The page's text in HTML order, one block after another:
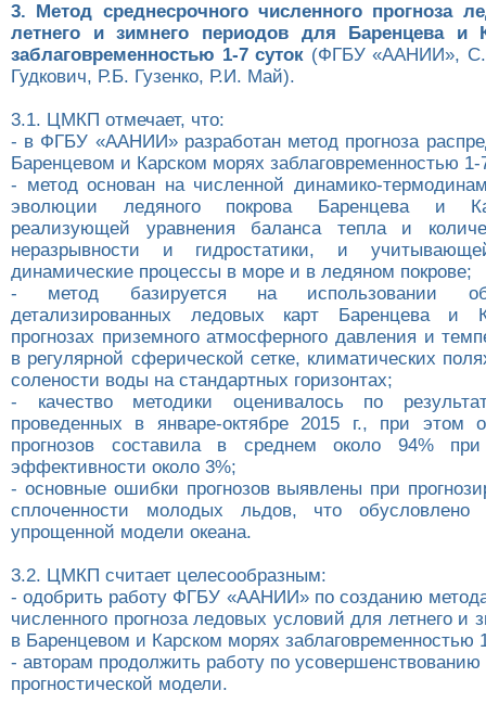
3. Метод среднесрочного численного прогноза
летнего и зимнего периодов для Баренцева и
заблаговременностью 1-7 суток (ФГБУ «ААНИИ»,
Гудкович, Р.Б. Гузенко, Р.И. Май).
3.1. ЦМКП отмечает, что:
- в ФГБУ «ААНИИ» разработан метод прогноза
Баренцевом и Карском морях заблаговременностью 1-
- метод основан на численной динамико-
эволюции ледяного покрова Баренцева и
реализующей уравнения баланса тепла и
неразрывности и гидростатики, и
динамические процессы в море и в ледяном покрове;
- метод базируется на использовании
детализированных ледовых карт Баренцева и
прогнозах приземного атмосферного давления и
в регулярной сферической сетке, климатических
солености воды на стандартных горизонтах;
- качество методики оценивалось по
проведенных в январе-октябре 2015 г., при этом
прогнозов составила в среднем около 94% при
эффективности около 3%;
- основные ошибки прогнозов выявлены при
сплоченности молодых льдов, что обусловлено
упрощенной модели океана.
3.2. ЦМКП считает целесообразным:
- одобрить работу ФГБУ «ААНИИ» по созданию метода
численного прогноза ледовых условий для летнего и
в Баренцевом и Карском морях заблаговременностью
- авторам продолжить работу по усовершенствованию
прогностической модели.